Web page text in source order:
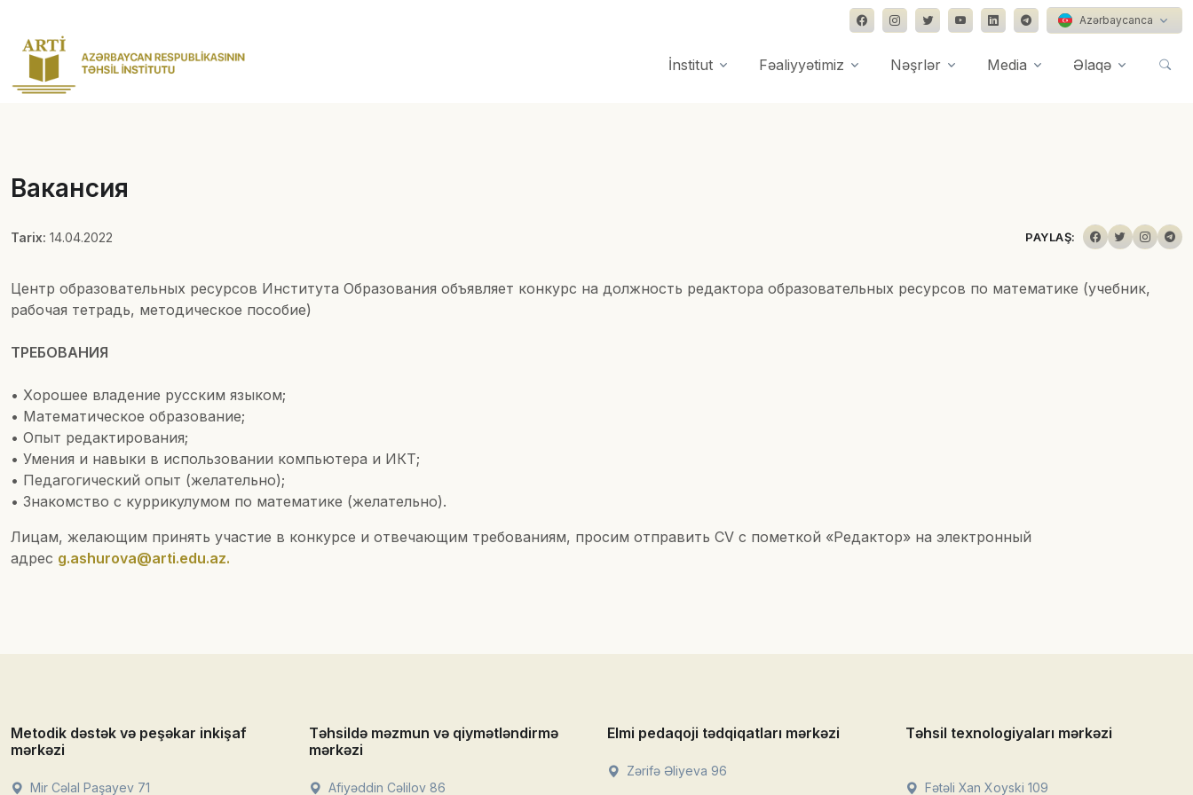
Azərbaycanca
İnstitut Fəaliyyətimiz Nəşrlər Media Əlaqə
Вакансия
Tarix: 14.04.2022 PAYLAŞ:
Центр образовательных ресурсов Института Образования объявляет конкурс на должность редактора образовательных ресурсов по математике (учебник,
рабочая тетрадь, методическое пособие)
ТРЕБОВАНИЯ
• Хорошее владение русским языком;
• Математическое образование;
• Опыт редактирования;
• Умения и навыки в использовании компьютера и ИКТ;
• Педагогический опыт (желательно);
• Знакомство с куррикулумом по математике (желательно).
Лицам, желающим принять участие в конкурсе и отвечающим требованиям, просим отправить CV с пометкой «Редактор» на электронный
адрес g.ashurova@arti.edu.az.
Metodik dəstək və peşəkar inkişaf
mərkəzi
Mir Cəlal Paşayev 71
Təhsildə məzmun və qiymətləndirmə
mərkəzi
Afiyəddin Cəlilov 86
Elmi pedaqoji tədqiqatları mərkəzi
Zərifə Əliyeva 96
Təhsil texnologiyaları mərkəzi
Fətəli Xan Xoyski 109